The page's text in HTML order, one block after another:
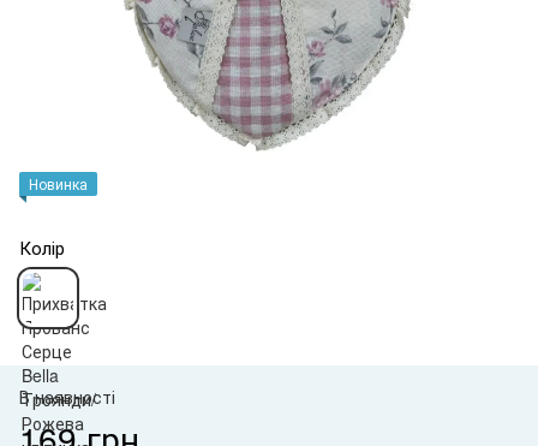
Новинка
Колір
В наявності